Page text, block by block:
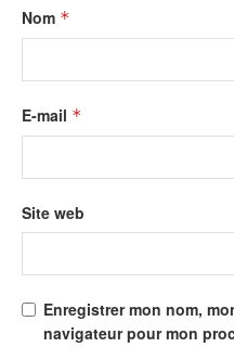
Nom *
E-mail *
Site web
Enregistrer mon nom,
navigateur pour mon